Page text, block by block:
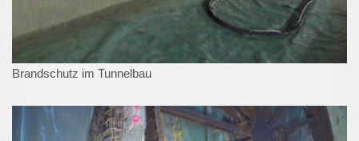
Brandschutz im Tunnelbau